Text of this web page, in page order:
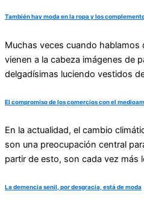
También hay moda en la ropa y los
Muchas veces cuando hablamos
vienen a la cabeza imágenes de
delgadísimas luciendo vestidos
El compromiso de los comercios con el
En la actualidad, el cambio
son una preocupación central
partir de esto, son cada vez más
La demencia senil, por desgracia, está de moda